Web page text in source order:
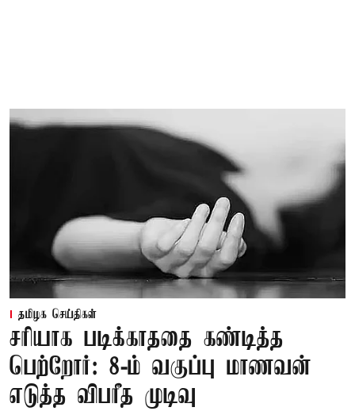
தமிழக செய்திகள்
சரியாக படிக்காததை கண்டித்த
பெற்றோர்: 8-ம் வகுப்பு மாணவன்
எடுத்த விபரீத முடிவு